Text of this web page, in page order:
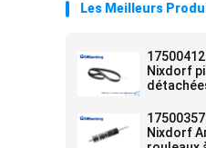
Les Meilleurs
Nixdorf
Nixdorf